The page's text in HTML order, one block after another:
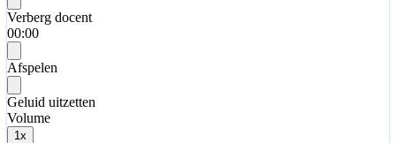
Verberg docent
00:00
Afspelen
Geluid uitzetten
Volume
1 x